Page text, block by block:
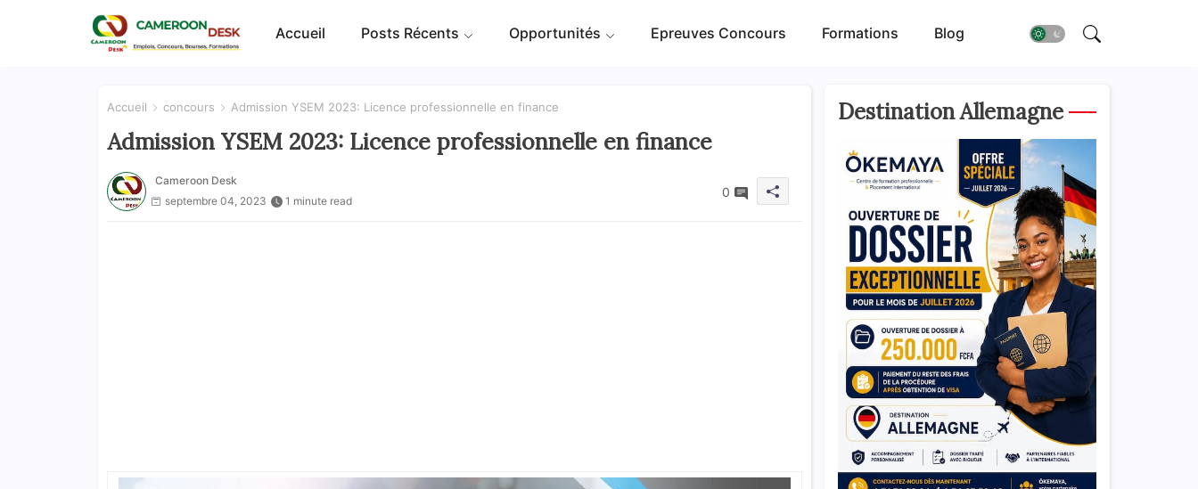
Accueil Posts Récents Opportunités Epreuves Concours Formations Blog
Accueil concours Admission YSEM 2023: Licence professionnelle en finance
Admission YSEM 2023: Licence professionnelle en finance
Cameroon Desk
septembre 04, 2023
1 minute read
0
Destination Allemagne